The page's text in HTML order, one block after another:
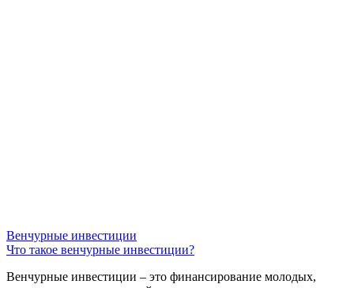
Венчурные инвестиции
Что такое венчурные инвестиции?
Венчурные инвестиции – это финансирование молодых,